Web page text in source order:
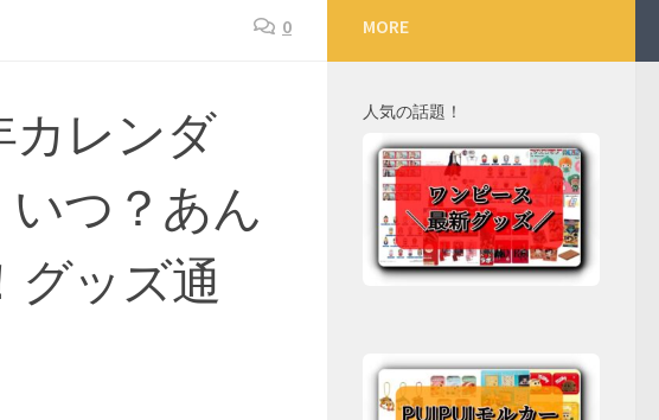
0
カレンダ
つ？あん
グッズ通
MORE
人気の話題！